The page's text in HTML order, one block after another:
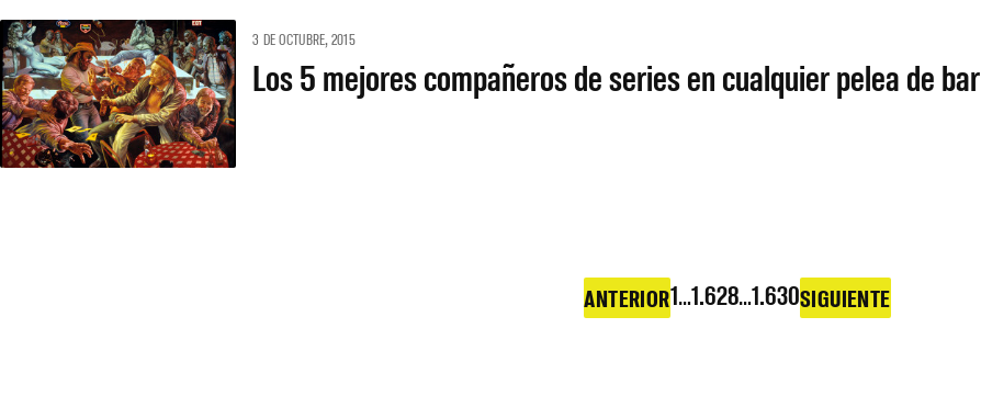
3 DE OCTUBRE, 2015
Los 5 mejores compañeros de series en cualquier pelea de bar
ANTERIOR1…1.628…1.630SIGUIENTE